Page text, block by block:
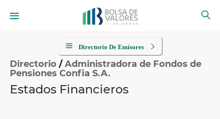
Directorio De Emisores
Directorio /Administradora de Fondos de
Pensiones Confia S.A.
Estados Financieros